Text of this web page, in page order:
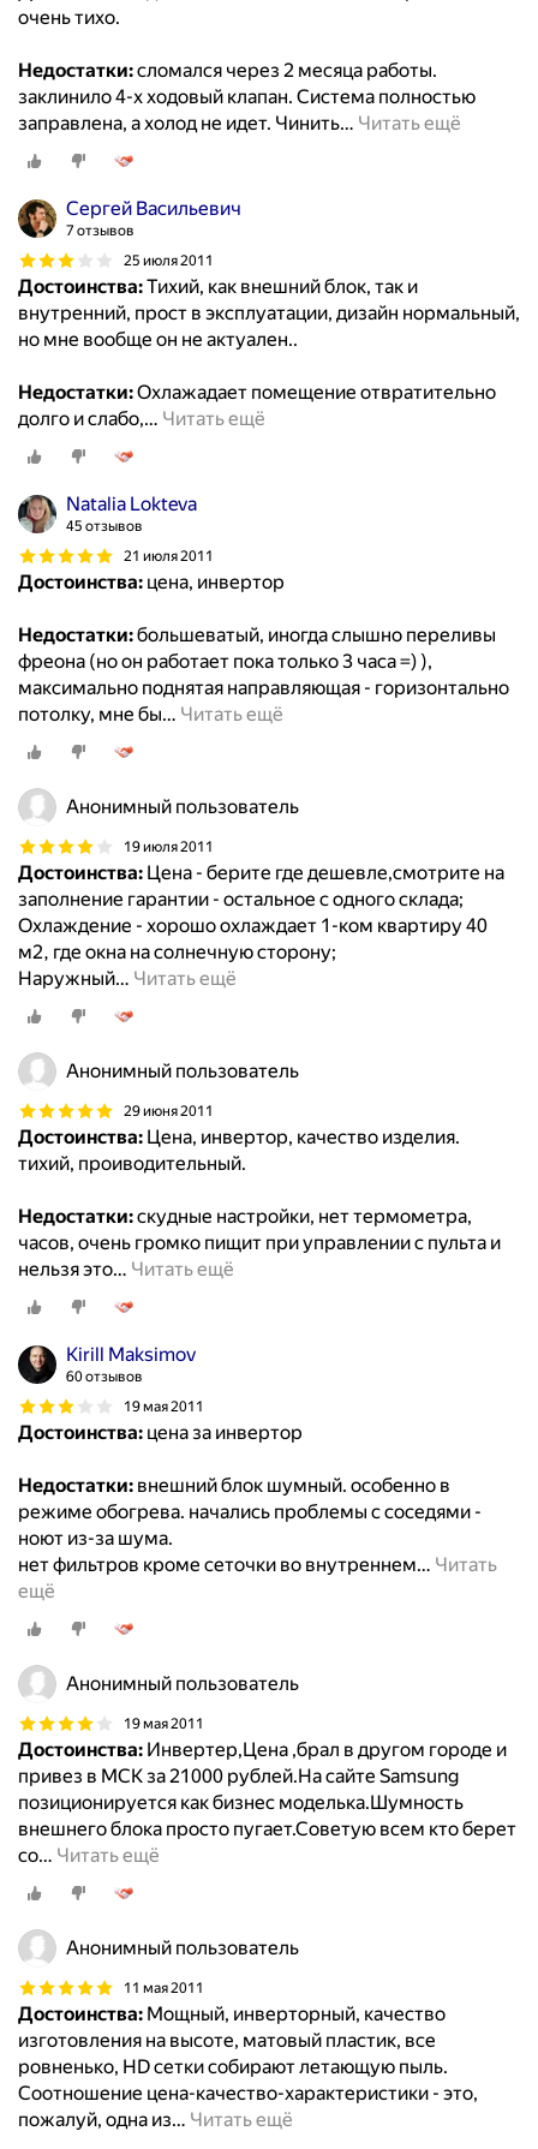
очень тихо.
Недостатки:сломался через 2 месяца работы.
заклинило 4-х ходовый клапан. Система полностью
заправлена, а холод не идет. Чинить… Читать ещё
Сергей Васильевич
7 отзывов
25 июля 2011
Достоинства:Тихий, как внешний блок, так и
внутренний, прост в эксплуатации, дизайн нормальный,
но мне вообще он не актуален..
Недостатки:Охлажадает помещение отвратительно
долго и слабо,… Читать ещё
Natalia Lokteva
45 отзывов
21 июля 2011
Достоинства: цена, инвертор
Недостатки:большеватый, иногда слышно переливы
фреона (но он работает пока только 3 часа =) ),
максимально поднятая направляющая - горизонтально
потолку, мне бы… Читать ещё
Анонимный пользователь
19 июля 2011
Достоинства: Цена - берите где дешевле,смотрите на
заполнение гарантии - остальное с одного склада;
Охлаждение - хорошо охлаждает 1-ком квартиру 40
м2, где окна на солнечную сторону;
Наружный… Читать ещё
Анонимный пользователь
29 июня 2011
Достоинства: Цена, инвертор, качество изделия.
тихий, проиводительный.
Недостатки:скудные настройки, нет термометра,
часов, очень громко пищит при управлении с пульта и
нельзя это… Читать ещё
Kirill Maksimov
60 отзывов
19 мая 2011
Достоинства: цена за инвертор
Недостатки: внешний блок шумный. особенно в
режиме обогрева. начались проблемы с соседями -
ноют из-за шума.
нет фильтров кроме сеточки во внутреннем… Читать
ещё
Анонимный пользователь
19 мая 2011
Достоинства: Инвертер,Цена ,брал в другом городе и
привез в МСК за 21000 рублей.На сайте Samsung
позиционируется как бизнес моделька.Шумность
внешнего блока просто пугает.Советую всем кто берет
со… Читать ещё
Анонимный пользователь
11 мая 2011
Достоинства: Мощный, инверторный, качество
изготовления на высоте, матовый пластик, все
ровненько, HD сетки собирают летающую пыль.
Соотношение цена-качество-характеристики - это,
пожалуй, одна из… Читать ещё